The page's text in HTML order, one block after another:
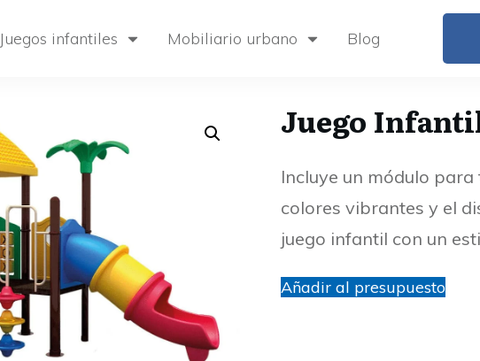
Juegos infantiles Mobiliario urbano Blog
Juego
Incluye un módulo
colores vibrantes y el
juego infantil con un
Añadir al presupuesto